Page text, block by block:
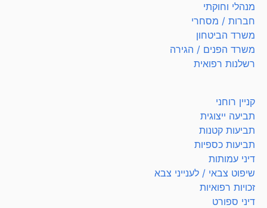
מנהלי וחוקתי
חברות / מסחרי
משרד הביטחון
משרד הפנים / הגירה
רשלנות רפואית
קניין רוחני
תביעה ייצוגית
תביעות קטנות
תביעות כספיות
דיני עמותות
שיפוט צבאי / לענייני צבא
זכויות רפואיות
דיני ספורט